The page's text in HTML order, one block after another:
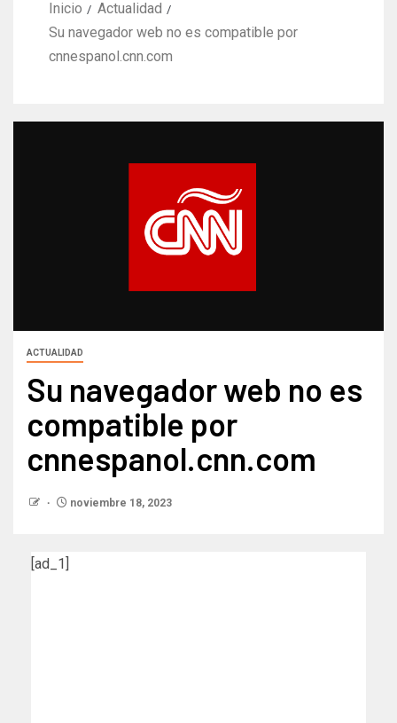
Inicio
Actualidad
Su navegador web no es compatible por
cnnespanol.cnn.com
ACTUALIDAD
Su navegador web no es
compatible por
cnnespanol.cnn.com
noviembre 18, 2023
[ad_1]